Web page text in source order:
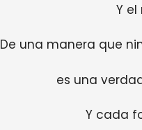
Y
De una manera que
es una
Y cada